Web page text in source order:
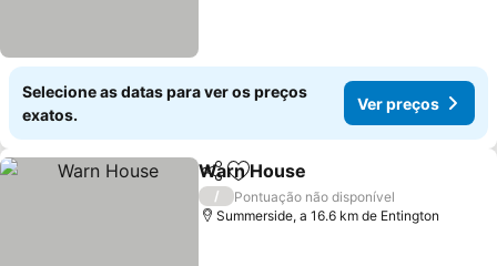
Selecione as datas para ver os preços
exatos.
Ver preços
PartilharAdicionar aos favoritos
Warn House
/
Pontuação não disponível
Summerside, a 16.6 km de Entington